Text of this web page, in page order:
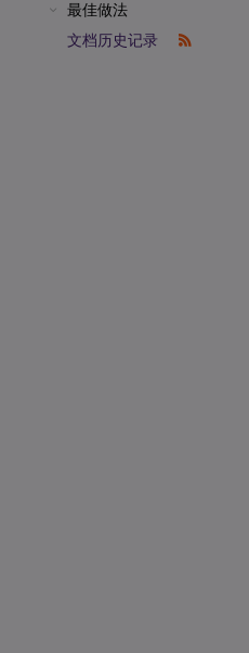
最佳做法
文档历史记录